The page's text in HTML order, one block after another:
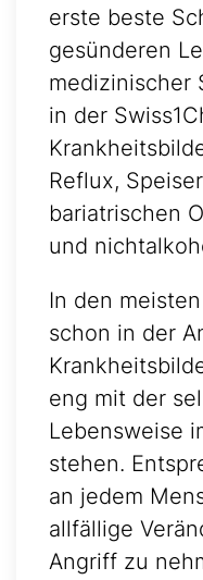
erste beste
gesünderen
medizinischer
in der
Reflux,
bariatrischen
und
In den
schon in der
eng mit der
Lebensweise
stehen.
an jedem
allfällige
Angriff zu